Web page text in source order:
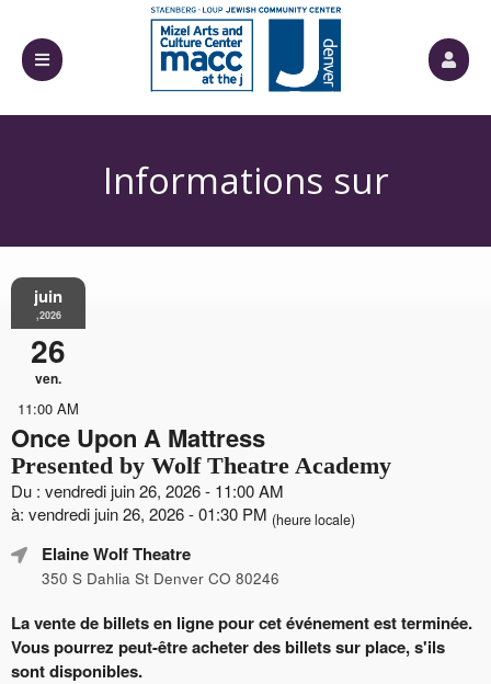
Informations sur
juin
,2026
26
ven.
11:00 AM
Once Upon A Mattress
Presented by Wolf Theatre Academy
Du : vendredi juin 26, 2026 - 11:00 AM
à: vendredi juin 26, 2026 - 01:30 PM (heure locale)
Elaine Wolf Theatre
350 S Dahlia St Denver CO 80246
La vente de billets en ligne pour cet événement est terminée.
Vous pourrez peut-être acheter des billets sur place, s'ils
sont disponibles.